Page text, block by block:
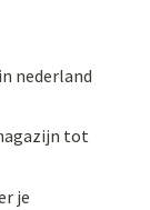
nederland
tot
je